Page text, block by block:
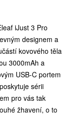
iJust 3 Pro
designem a
kovového těla
3000mAh a
USB-C portem
sérii
pro vás tak
žhavení, o to